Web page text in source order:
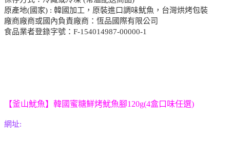
原產地(國家) : 韓國加工，原裝進口調味魷魚，台灣烘烤包裝
廠商廠商或國內負責廠商：恆品國際有限公司
食品業者登錄字號：F-154014987-00000-1
【釜山魷魚】韓國蜜糖鮮烤魷魚腳120g(4盒口味任選)
網址: